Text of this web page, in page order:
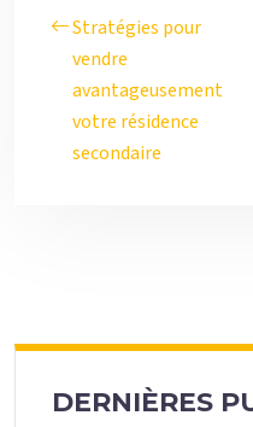
Stratégies pour
vendre
avantageusement
votre résidence
secondaire
DERNIÈRES